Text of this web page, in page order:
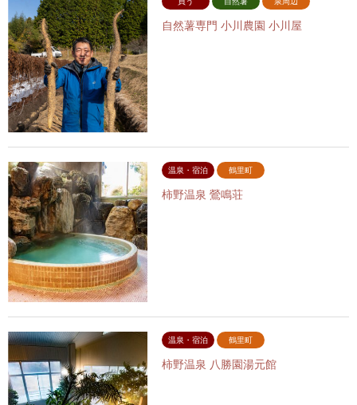
自然薯専門 小川農園 小川屋
温泉・宿泊 鶴里町
柿野温泉 鶯鳴荘
温泉・宿泊 鶴里町
柿野温泉 八勝園湯元館